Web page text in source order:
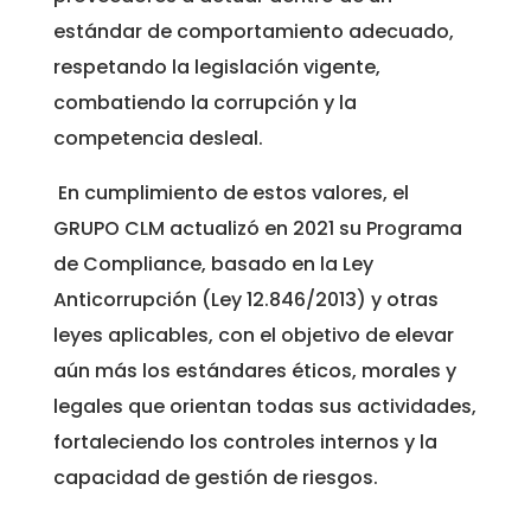
estándar de comportamiento adecuado,
respetando la legislación vigente,
combatiendo la corrupción y la
competencia desleal.
En cumplimiento de estos valores, el
GRUPO CLM actualizó en 2021 su Programa
de Compliance, basado en la Ley
Anticorrupción (Ley 12.846/2013) y otras
leyes aplicables, con el objetivo de elevar
aún más los estándares éticos, morales y
legales que orientan todas sus actividades,
fortaleciendo los controles internos y la
capacidad de gestión de riesgos.